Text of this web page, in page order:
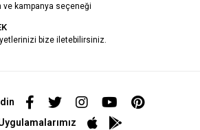
ve kampanya seçeneği
bize iletebilirsiniz.